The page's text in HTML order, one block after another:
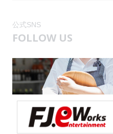
公式SNS
FOLLOW US